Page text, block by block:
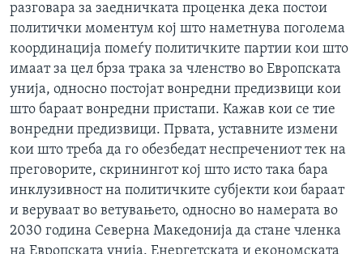
разговара за заедничката проценка дека постои
политички моментум кој што наметнува поголема
координација помеѓу политичките партии кои што
имаат за цел брза трака за членство во Европската
унија, односно постојат вонредни предизвици кои
што бараат вонредни пристапи. Кажав кои се тие
вонредни предизвици. Првата, уставните измени
кои што треба да го обезбедат неспречениот тек на
преговорите, скринингот кој што исто така бара
инклузивност на политичките субјекти кои бараат
и веруваат во ветувањето, односно во намерата во
2030 година Северна Македонија да стане членка